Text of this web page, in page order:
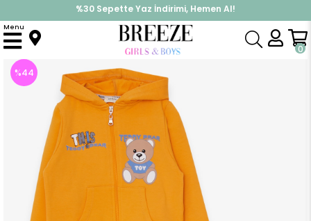
%30 Sepette Yaz İndirimi, Hemen Al!
İndirimlere ek %10 İndirimi Kap, Hemen Üye Ol!
0
Menu
Anasayfa Takımlar Eşofman Takımı Erkek Çocuk Eşofman Takım Ayıcık Baskılı Hardal Sarı (2 Yaş)
%44